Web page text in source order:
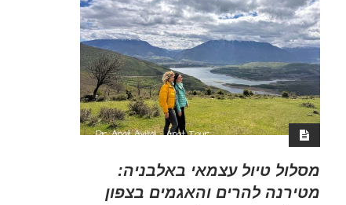
מסלול טיול עצמאי באלבניה:
מטירנה להרים והאגמים בצפון